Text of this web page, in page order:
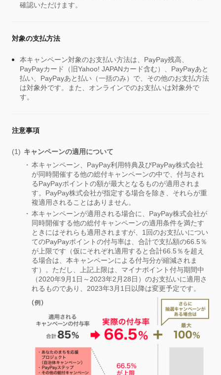
確認いただけます。
対象の支払方法
本キャンペーン対象のお支払い方法は、PayPay残高、
PayPayカード（旧Yahoo! JAPANカード含む）、PayPayあと
払い、PayPayあと払い（一括のみ）で、その他のお支払方法
は対象外です。また、オンラインでのお支払いは対象外で
す。
注意事項
キャンペーンの適用について
本キャンペーン、PayPay利用特典及びPayPay株式会社
が同時開催する他の総付キャンペーンの中で、付与され
るPayPayポイントの額が最大となるものが適用されま
す。PayPay株式会社が指定する場合を除き、それらが重
複適用されることはありません。
本キャンペーンが適用される場合に、PayPay株式会社が
同時開催する他の総付キャンペーンの適用条件を満たす
ときにはそれらも適用されますが、1回のお支払いについ
てのPayPayポイントの付与率は、合計で支払額の66.5％
が上限です（仮にそれぞれ適用すると合計66.5％を超え
る場合は、本キャンペーンによる付与分が縮減されま
す）。ただし、上記上限は、マイナポイント付与期間中
（2020年9月1日～2023年2月28日）のお支払いに適用さ
れるものであり、2023年3月1日以降は変更予定です。